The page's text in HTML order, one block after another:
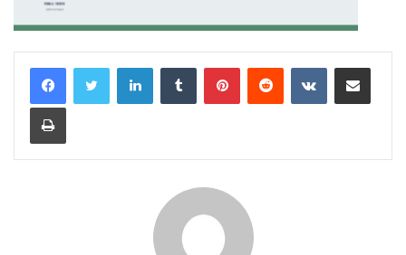
LinkedInTumblr PinterestReddit VKontakteShare via Email
Print